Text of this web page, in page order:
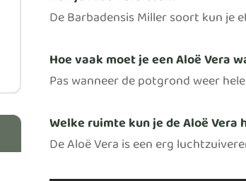
De Barbadensis Miller soort kun je
Hoe vaak moet je een Aloë Vera
Pas wanneer de potgrond weer
Welke ruimte kun je de Aloë
De Aloë Vera is een erg